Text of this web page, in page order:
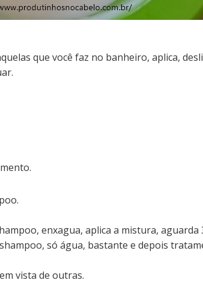
que você faz no banheiro, aplica,
enxagua, aplica a mistura, aguarda
só água, bastante e depois
vista de outras.